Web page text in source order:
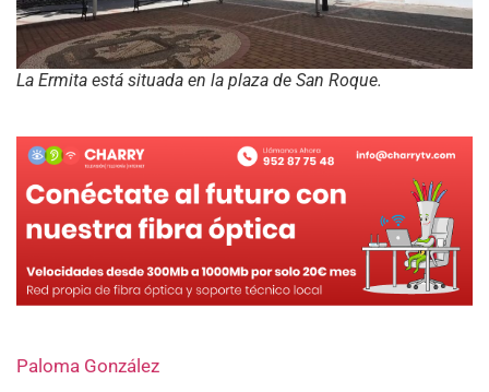
La Ermita está situada en la plaza de San Roque.
Paloma González